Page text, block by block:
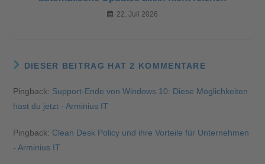
22. Juli 2026
DIESER BEITRAG HAT 2 KOMMENTARE
Pingback: Support-Ende von Windows 10: Diese Möglichkeiten
hast du jetzt - Arminius IT
Pingback: Clean Desk Policy und ihre Vorteile für Unternehmen
- Arminius IT